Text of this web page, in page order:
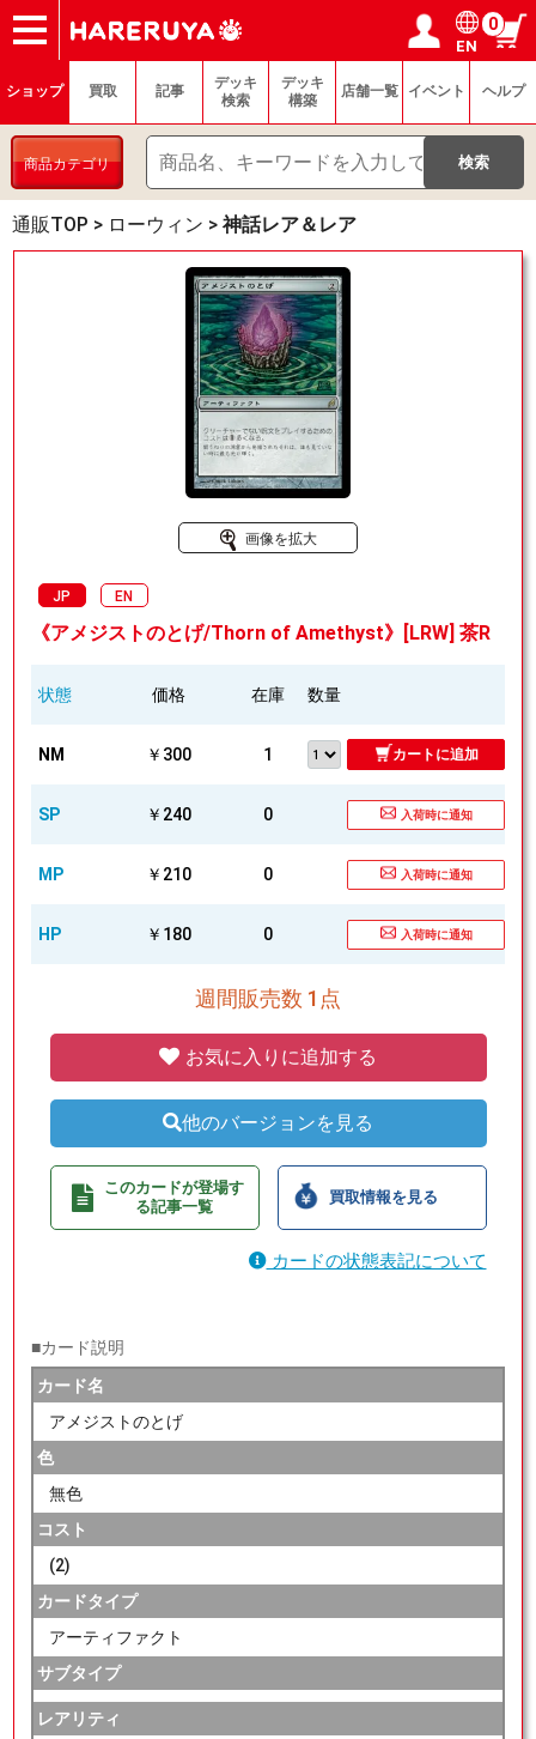
ショップ
買取
記事
デッキ検索
デッキ構築
選手一覧
店舗一覧
イベント
ヘルプ
お問い合わせ ログイン／会員登録
マイページ
EN
0
ショップ 買取 記事
デッキ
検索
デッキ
構築
店舗一覧 イベント ヘルプ
商品カテゴリ
通販TOP > ローウィン > 神話レア＆レア
画像を拡大
JP EN
《アメジストのとげ/Thorn of Amethyst》[LRW] 茶R
状態 価格 在庫 数量
NM ￥300 1 カートに追加
SP ￥240 0 入荷時に通知
MP ￥210 0 入荷時に通知
HP ￥180 0 入荷時に通知
週間販売数 1点
お気に入りに追加する
他のバージョンを見る
このカードが登場す
る記事一覧
買取情報を見る
カードの状態表記について
■カード説明
カード名
アメジストのとげ
色
無色
コスト
(2)
カードタイプ
アーティファクト
サブタイプ
レアリティ